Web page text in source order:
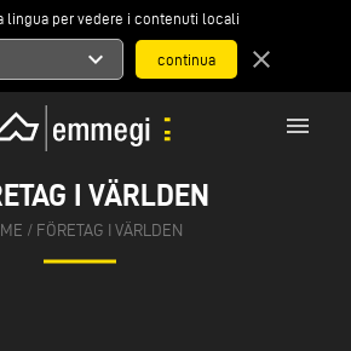
lingua per vedere i contenuti locali
expand_more close
menu
I VÄRLDEN
/ FÖRETAG I VÄRLDEN